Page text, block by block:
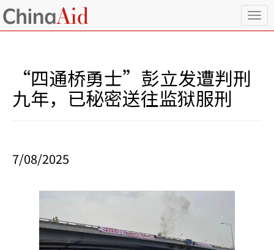
T
o
“四通桥勇士”彭立发遭判刑
九年，已秘密送往监狱服刑
7/08/2025